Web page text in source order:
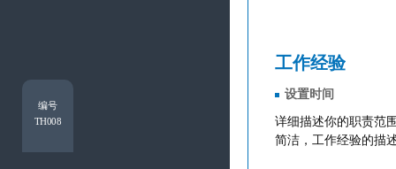
编号
TH008
工作经验